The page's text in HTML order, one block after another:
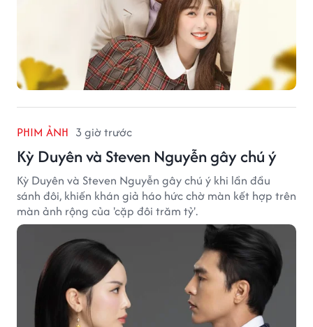
PHIM ẢNH 3 giờ trước
Kỳ Duyên và Steven Nguyễn gây chú ý
Kỳ Duyên và Steven Nguyễn gây chú ý khi lần đầu
sánh đôi, khiến khán giả háo hức chờ màn kết hợp trên
màn ảnh rộng của 'cặp đôi trăm tỷ'.